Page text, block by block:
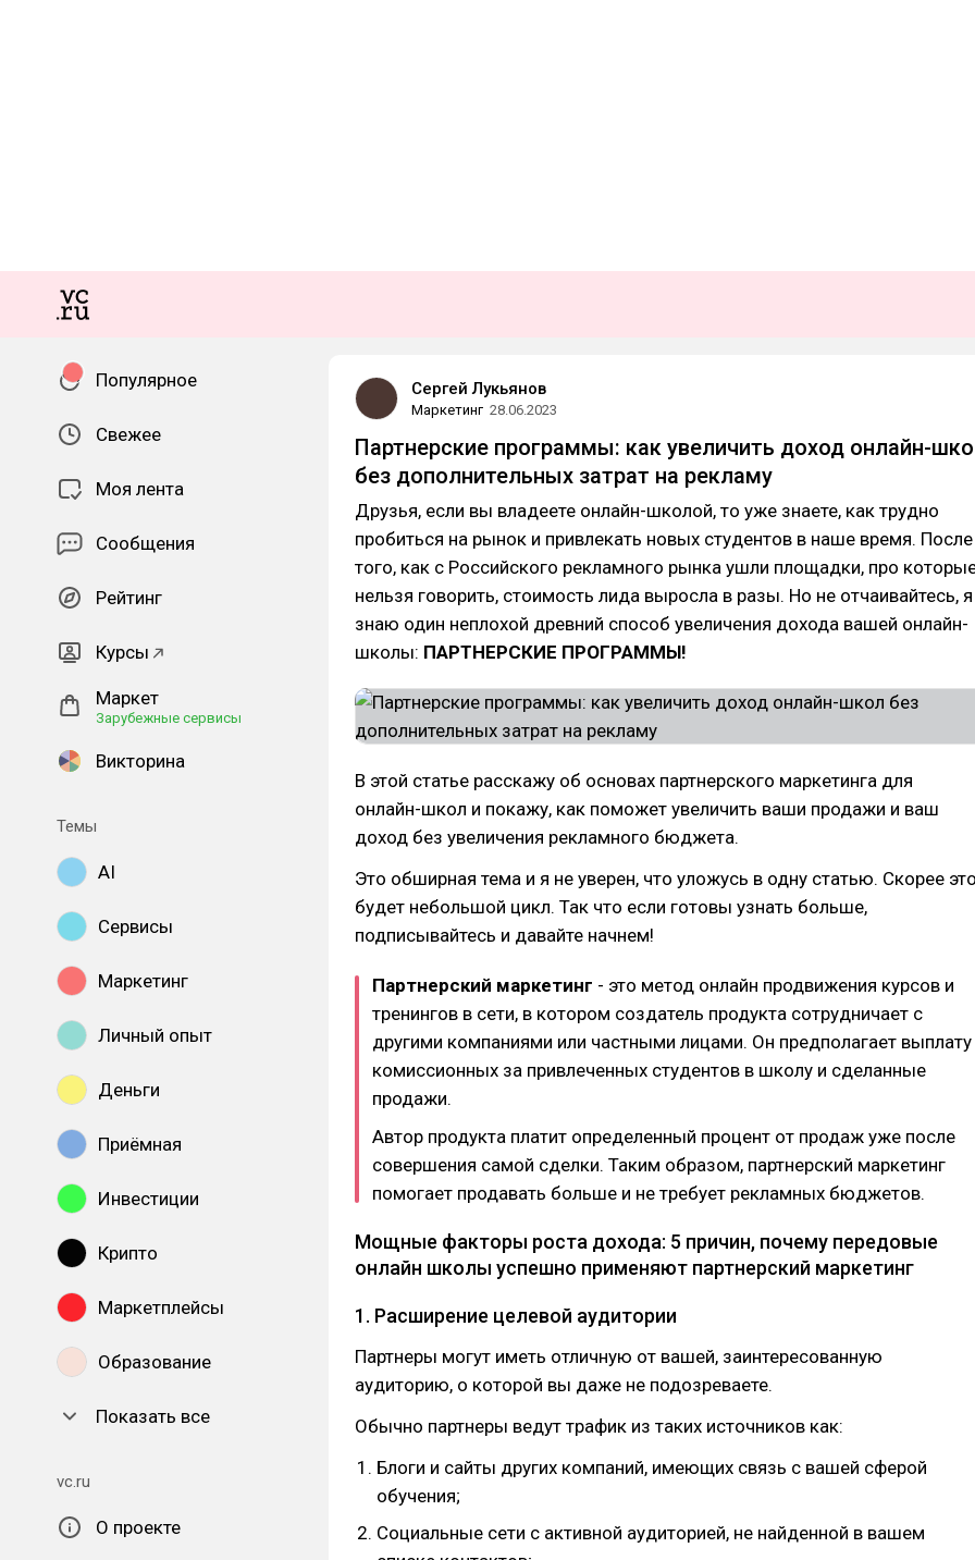
Популярное
Свежее
Моя лента
Сообщения
Рейтинг
Курсы
Маркет
Зарубежные сервисы
Викторина
Темы
AI
Сервисы
Маркетинг
Личный опыт
Деньги
Приёмная
Инвестиции
Крипто
Маркетплейсы
Образование
Показать все
vc.ru
О проекте
Сергей Лукьянов
Маркетинг 28.06.2023
Партнерские программы: как увеличить доход онлайн-
без дополнительных затрат на рекламу
Друзья, если вы владеете онлайн-школой, то уже знаете, как трудно
пробиться на рынок и привлекать новых студентов в наше время. После
того, как с Российского рекламного рынка ушли площадки, про
нельзя говорить, стоимость лида выросла в разы. Но не отчаивайтесь, я
знаю один неплохой древний способ увеличения дохода вашей онлайн-
школы: ПАРТНЕРСКИЕ ПРОГРАММЫ!
В этой статье расскажу об основах партнерского маркетинга для
онлайн-школ и покажу, как поможет увеличить ваши продажи и ваш
доход без увеличения рекламного бюджета.
Это обширная тема и я не уверен, что уложусь в одну статью. Скорее
будет небольшой цикл. Так что если готовы узнать больше,
подписывайтесь и давайте начнем!
Партнерский маркетинг - это метод онлайн продвижения курсов и
тренингов в сети, в котором создатель продукта сотрудничает с
другими компаниями или частными лицами. Он предполагает выплату
комиссионных за привлеченных студентов в школу и сделанные
продажи.
Автор продукта платит определенный процент от продаж уже после
совершения самой сделки. Таким образом, партнерский маркетинг
помогает продавать больше и не требует рекламных бюджетов.
Мощные факторы роста дохода: 5 причин, почему передовые
онлайн школы успешно применяют партнерский маркетинг
1. Расширение целевой аудитории
Партнеры могут иметь отличную от вашей, заинтересованную
аудиторию, о которой вы даже не подозреваете.
Обычно партнеры ведут трафик из таких источников как:
Блоги и сайты других компаний, имеющих связь с вашей сферой
обучения;
Социальные сети с активной аудиторией, не найденной в вашем